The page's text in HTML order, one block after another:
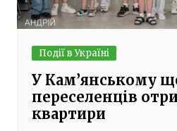
Події в Україні
У Кам’янському
переселенців
квартири